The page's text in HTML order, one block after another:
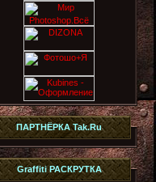
ПАРТНЁРКА Tak.Ru
Graffiti РАСКРУТКА